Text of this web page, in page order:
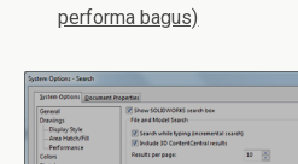
performa bagus)